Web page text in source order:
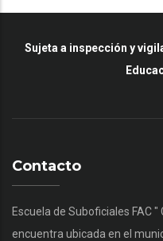
Sujeta a inspección y
Contacto
Escuela de Suboficiales FAC
encuentra ubicada en el